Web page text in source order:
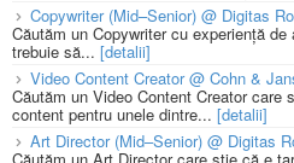
Copywriter (Mid–Senior) @ Digitas
Căutăm un Copywriter cu experiență
trebuie să... [detalii]
Video Content Creator @ Cohn &
Căutăm un Video Content Creator care
content pentru unele dintre... [detalii]
Art Director (Mid–Senior) @ Digitas